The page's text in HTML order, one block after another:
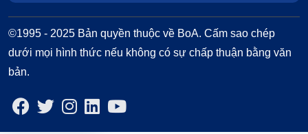
©1995 - 2025 Bản quyền thuộc về BoA. Cấm sao chép
dưới mọi hình thức nếu không có sự chấp thuận bằng văn
bản.